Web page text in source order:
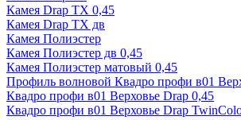
Камея Drap ТХ 0,45
Камея Drap ТХ дв
Камея Полиэстер
Камея Полиэстер дв 0,45
Камея Полиэстер матовый 0,45
Профиль волновой Квадро профи в01
Квадро профи в01 Верховье Drap 0,45
Квадро профи в01 Верховье Drap